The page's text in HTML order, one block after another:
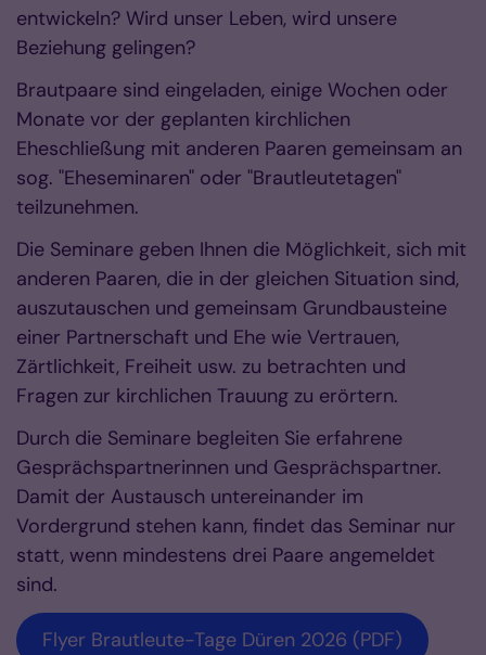
entwickeln? Wird unser Leben, wird unsere
Beziehung gelingen?
Brautpaare sind eingeladen, einige Wochen oder
Monate vor der geplanten kirchlichen
Eheschließung mit anderen Paaren gemeinsam an
sog. "Eheseminaren" oder "Brautleutetagen"
teilzunehmen.
Die Seminare geben Ihnen die Möglichkeit, sich mit
anderen Paaren, die in der gleichen Situation sind,
auszutauschen und gemeinsam Grundbausteine
einer Partnerschaft und Ehe wie Vertrauen,
Zärtlichkeit, Freiheit usw. zu betrachten und
Fragen zur kirchlichen Trauung zu erörtern.
Durch die Seminare begleiten Sie erfahrene
Gesprächspartnerinnen und Gesprächspartner.
Damit der Austausch untereinander im
Vordergrund stehen kann, findet das Seminar nur
statt, wenn mindestens drei Paare angemeldet
sind.
Flyer Brautleute-Tage Düren 2026 (PDF)